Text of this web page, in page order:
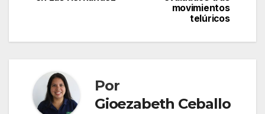
movimientos
telúricos
Por
Gioezabeth Ceballo